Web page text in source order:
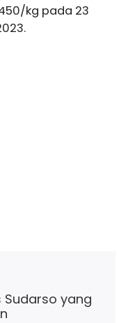
kg pada 23
Sudarso yang